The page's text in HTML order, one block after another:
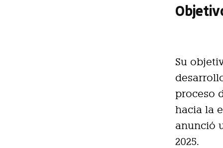
Su
proceso
hacia la
anunció
2025.